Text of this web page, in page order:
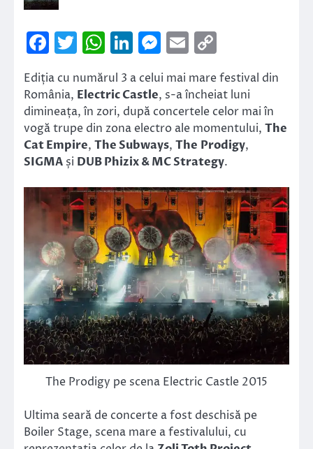
Facebook
Twitter
WhatsApp
LinkedIn
Messenger
Email
Link
Ediția cu numărul 3 a celui mai mare festival din
România, Electric Castle, s-a încheiat luni
dimineața, în zori, după concertele celor mai în
vogă trupe din zona electro ale momentului, The
Cat Empire, The Subways, The Prodigy,
SIGMA și DUB Phizix & MC Strategy.
The Prodigy pe scena Electric Castle 2015
Ultima seară de concerte a fost deschisă pe
Boiler Stage, scena mare a festivalului, cu